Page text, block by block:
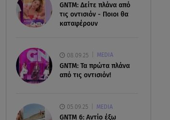
GNTM: Δείτε πλάνα από
τις οντισιόν - Ποιοι θα
καταφέρουν
08.09.25 MEDIA
GNTM: Τα πρώτα πλάνα
από τις οντισιόν!
05.09.25 MEDIA
GNTM 6: Αντίο έξω